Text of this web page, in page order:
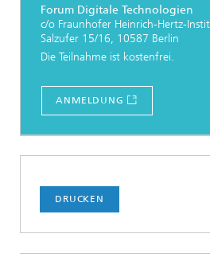
Forum Digitale Technologien
c/o Fraunhofer Heinrich-Hertz-
Salzufer 15/16, 10587 Berlin
Die Teilnahme ist kostenfrei.
ANMELDUNG
DRUCKEN